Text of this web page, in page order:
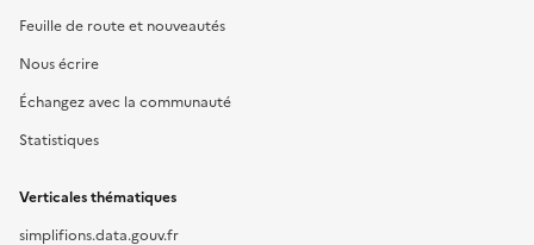
Feuille de route et nouveautés
Nous écrire
Échangez avec la communauté
Statistiques
Verticales thématiques
simplifions.data.gouv.fr